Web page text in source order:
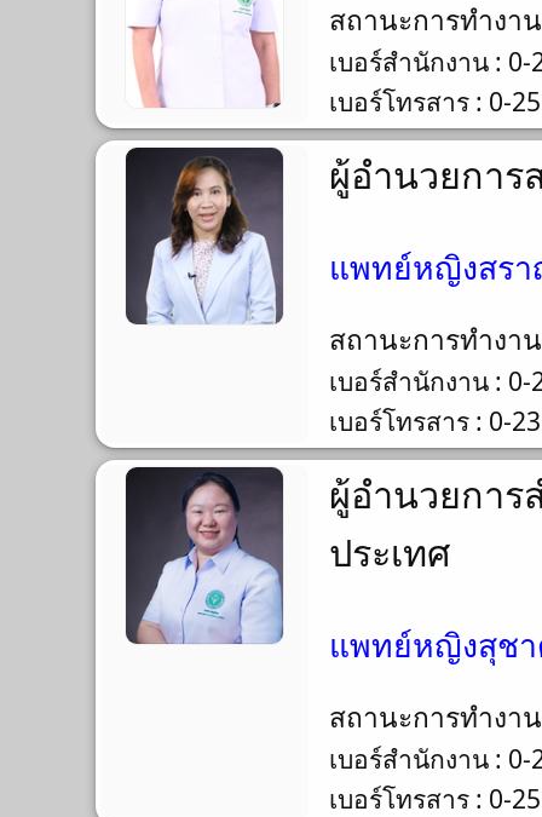
สถานะการทำงา
เบอร์สำนักงาน : 0-
เบอร์โทรสาร : 0-
ผู้อำนวยกา
แพทย์หญิงสร
สถานะการทำงา
เบอร์สำนักงาน :
เบอร์โทรสาร : 0-
ผู้อำนวยการ
ประเทศ
แพทย์หญิงสุชา
สถานะการทำงา
เบอร์สำนักงาน :
เบอร์โทรสาร : 0-